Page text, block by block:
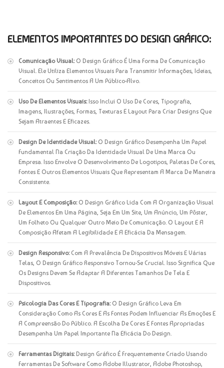
ELEMENTOS IMPORTANTES DO DESIGN GRÁFICO:
Comunicação Visual:O Design Gráfico É Uma Forma De Comunicação
Visual. Ele Utiliza Elementos Visuais Para Transmitir Informações, Ideias,
Conceitos Ou Sentimentos A Um Público-Alvo.
Uso De Elementos Visuais:Isso Inclui O Uso De Cores, Tipografia,
Imagens, Ilustrações, Formas, Texturas E Layout Para Criar Designs Que
Sejam Atraentes E Eficazes.
Design De Identidade Visual:O Design Gráfico Desempenha Um Papel
Fundamental Na Criação Da Identidade Visual De Uma Marca Ou
Empresa. Isso Envolve O Desenvolvimento De Logotipos, Paletas De Cores,
Fontes E Outros Elementos Visuais Que Representam A Marca De Maneira
Consistente.
Layout E Composição:O Design Gráfico Lida Com A Organização Visual
De Elementos Em Uma Página, Seja Em Um Site, Um Anúncio, Um Pôster,
Um Folheto Ou Qualquer Outro Meio De Comunicação. O Layout E A
Composição Afetam A Legibilidade E A Eficácia Da Mensagem.
Design Responsivo:Com A Prevalência De Dispositivos Móveis E Várias
Telas, O Design Gráfico Responsivo Tornou-Se Crucial. Isso Significa Que
Os Designs Devem Se Adaptar A Diferentes Tamanhos De Tela E
Dispositivos.
Psicologia Das Cores E Tipografia:O Design Gráfico Leva Em
Consideração Como As Cores E As Fontes Podem Influenciar As Emoções E
A Compreensão Do Público. A Escolha De Cores E Fontes Apropriadas
Desempenha Um Papel Importante Na Eficácia Do Design.
Ferramentas Digitais:Design Gráfico É Frequentemente Criado Usando
Ferramentas De Software Como Adobe Illustrator, Adobe Photoshop,